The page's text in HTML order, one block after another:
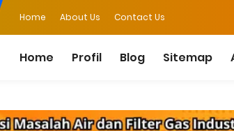
Home About Us Contact Us
Home Profil Blog Sitemap